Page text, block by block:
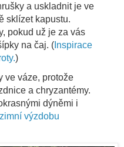
a uskladnit je ve
sklízet kapustu.
pokud už je za vás
na čaj. (Inspirace
)
ve váze, protože
a chryzantémy.
dýněmi i
výzdobu